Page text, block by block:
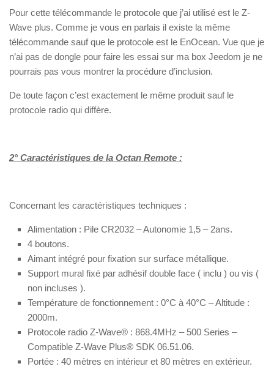
Pour cette télécommande le protocole que j’ai utilisé est le Z-
Wave plus. Comme je vous en parlais il existe la même
télécommande sauf que le protocole est le EnOcean. Vue que je
n’ai pas de dongle pour faire les essai sur ma box Jeedom je ne
pourrais pas vous montrer la procédure d’inclusion.
De toute façon c’est exactement le même produit sauf le
protocole radio qui diffère.
2° Caractéristiques de la Octan Remote :
Concernant les caractéristiques techniques :
Alimentation : Pile CR2032 – Autonomie 1,5 – 2ans.
4 boutons.
Aimant intégré pour fixation sur surface métallique.
Support mural fixé par adhésif double face ( inclu ) ou vis (
non incluses ).
Température de fonctionnement : 0°C à 40°C – Altitude :
2000m.
Protocole radio Z-Wave® : 868.4MHz – 500 Series –
Compatible Z-Wave Plus® SDK 06.51.06.
Portée : 40 mètres en intérieur et 80 mètres en extérieur.